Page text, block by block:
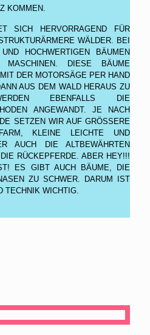
KOMMEN.
SICH HERVORRAGEND FÜR
WÄLDER. BEI
HOCHWERTIGEN BÄUMEN
DIESE BÄUME
DER MOTORSÄGE PER HAND
AUS DEM WALD HERAUS ZU
EBENFALLS DIE
ANGEWANDT. JE NACH
SETZEN WIR AUF GRÖSSERE F
KLEINE LEICHTE UND W
DIE ALTBEWÄHRTEN V
RÜCKEPFERDE. ABER HEY!!! I
ES GIBT AUCH BÄUME, DIE S
ZU SCHWER. DARUM IST E
WICHTIG.